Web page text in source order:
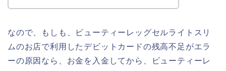
なので、もしも、ビューティーレッグセルライトスリ
ムのお店で利用したデビットカードの残高不足がエラ
ーの原因なら、お金を入金してから、ビューティーレ